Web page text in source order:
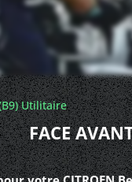
Utilitaire
FACE